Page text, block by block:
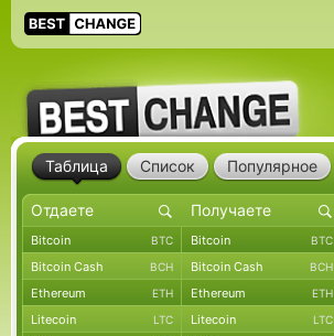
Таблица Список Популярное
Bitcoin BTC Bitcoin BTC
Bitcoin Cash BCH Bitcoin Cash BCH
Ethereum ETH Ethereum ETH
Litecoin LTC Litecoin LTC